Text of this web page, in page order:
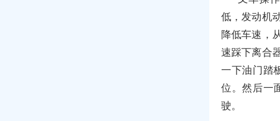
低，发动机
降低车速，
速踩下离合
一下油门踏
位。然后一
驶。